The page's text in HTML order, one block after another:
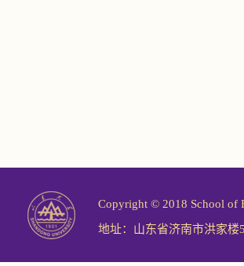
Copyright © 2018 School of
地址：山东省济南市洪家